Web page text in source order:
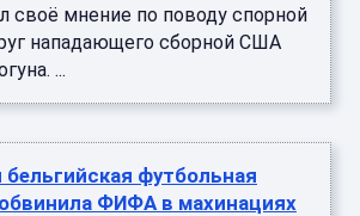
своё мнение по поводу спорной
нападающего сборной США
...
бельгийская футбольная
ФИФА в махинациях